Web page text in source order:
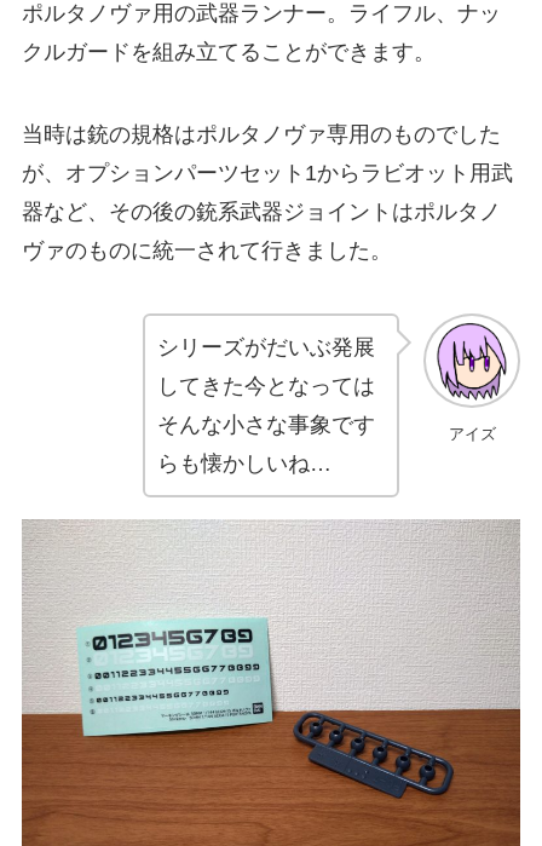
ポルタノヴァ用の武器ランナー。ライフル、ナッ
クルガードを組み立てることができます。
当時は銃の規格はポルタノヴァ専用のものでした
が、オプションパーツセット1からラビオット用武
器など、その後の銃系武器ジョイントはポルタノ
ヴァのものに統一されて行きました。
アイズ
シリーズがだいぶ発展
してきた今となっては
そんな小さな事象です
らも懐かしいね…